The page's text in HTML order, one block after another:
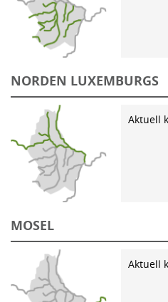
NORDEN LUXEMBURGS
Aktuell
MOSEL
Aktuell